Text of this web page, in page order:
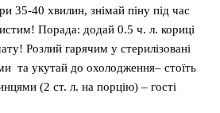
35-40 хвилин, знімай піну під час
Порада: додай 0.5 ч. л. кориці
Розлий гарячим у стерилізовані
та укутай до охолодження– стоїть
(2 ст. л. на порцію) – гості